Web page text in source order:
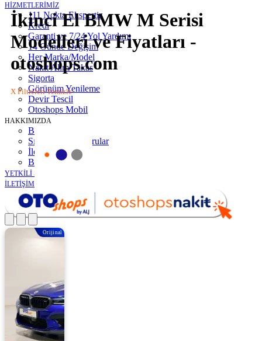
HİZMETLERİMİZ
111 Nokta Ekspertiz
Kredi
Garanti ve 7/24 Yol Yardımı
14 Günde Değişim
Her Marka/Model
Nakit Alım/Takas
Sigorta
Görünüm Yenileme
Devir Tescil
Otoshops Mobil
HAKKIMIZDA
Biz Kimiz
Sıkça Sorulan Sorular
İletişim
Basın Odası
YETKİLİ SATICILAR
İLETİŞİM
İkinci El BMW M Serisi
Modelleri ve Fiyatları -
otoshops.com
X Filtreleri Temizle
Orijinal